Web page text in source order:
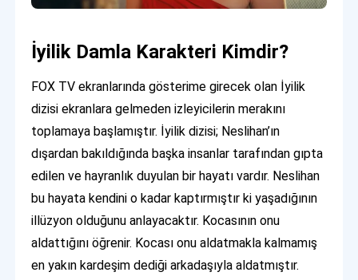
İyilik Damla Karakteri Kimdir?
FOX TV ekranlarında gösterime girecek olan İyilik
dizisi ekranlara gelmeden izleyicilerin merakını
toplamaya başlamıştır. İyilik dizisi; Neslihan’ın
dışardan bakıldığında başka insanlar tarafından gıpta
edilen ve hayranlık duyulan bir hayatı vardır. Neslihan
bu hayata kendini o kadar kaptırmıştır ki yaşadığının
illüzyon olduğunu anlayacaktır. Kocasının onu
aldattığını öğrenir. Kocası onu aldatmakla kalmamış
en yakın kardeşim dediği arkadaşıyla aldatmıştır.